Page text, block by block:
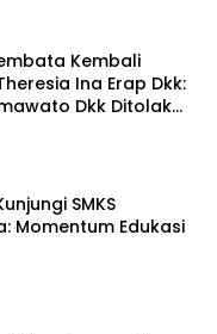
Kembali
Ina Erap Dkk:
Dkk Ditolak
SMKS
Momentum Edukasi